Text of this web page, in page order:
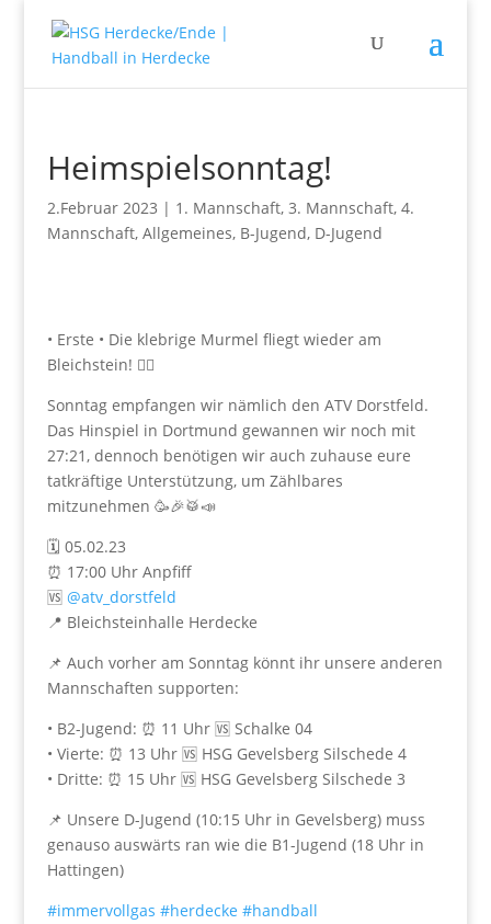
Heimspielsonntag!
2.Februar 2023 | 1. Mannschaft, 3. Mannschaft, 4.
Mannschaft, Allgemeines, B-Jugend, D-Jugend
• Erste • Die klebrige Murmel fliegt wieder am
Bleichstein! 🤾‍♂️
Sonntag empfangen wir nämlich den ATV Dorstfeld.
Das Hinspiel in Dortmund gewannen wir noch mit
27:21, dennoch benötigen wir auch zuhause eure
tatkräftige Unterstützung, um Zählbares
mitzunehmen 🥳🎉🥁📣
🗓 05.02.23
⏰️ 17:00 Uhr Anpfiff
🆚️ @atv_dorstfeld
📍 Bleichsteinhalle Herdecke
📌 Auch vorher am Sonntag könnt ihr unsere anderen
Mannschaften supporten:
• B2-Jugend: ⏰️ 11 Uhr 🆚️ Schalke 04
• Vierte: ⏰️ 13 Uhr 🆚️ HSG Gevelsberg Silschede 4
• Dritte: ⏰️ 15 Uhr 🆚️ HSG Gevelsberg Silschede 3
📌 Unsere D-Jugend (10:15 Uhr in Gevelsberg) muss
genauso auswärts ran wie die B1-Jugend (18 Uhr in
Hattingen)
#immervollgas #herdecke #handball